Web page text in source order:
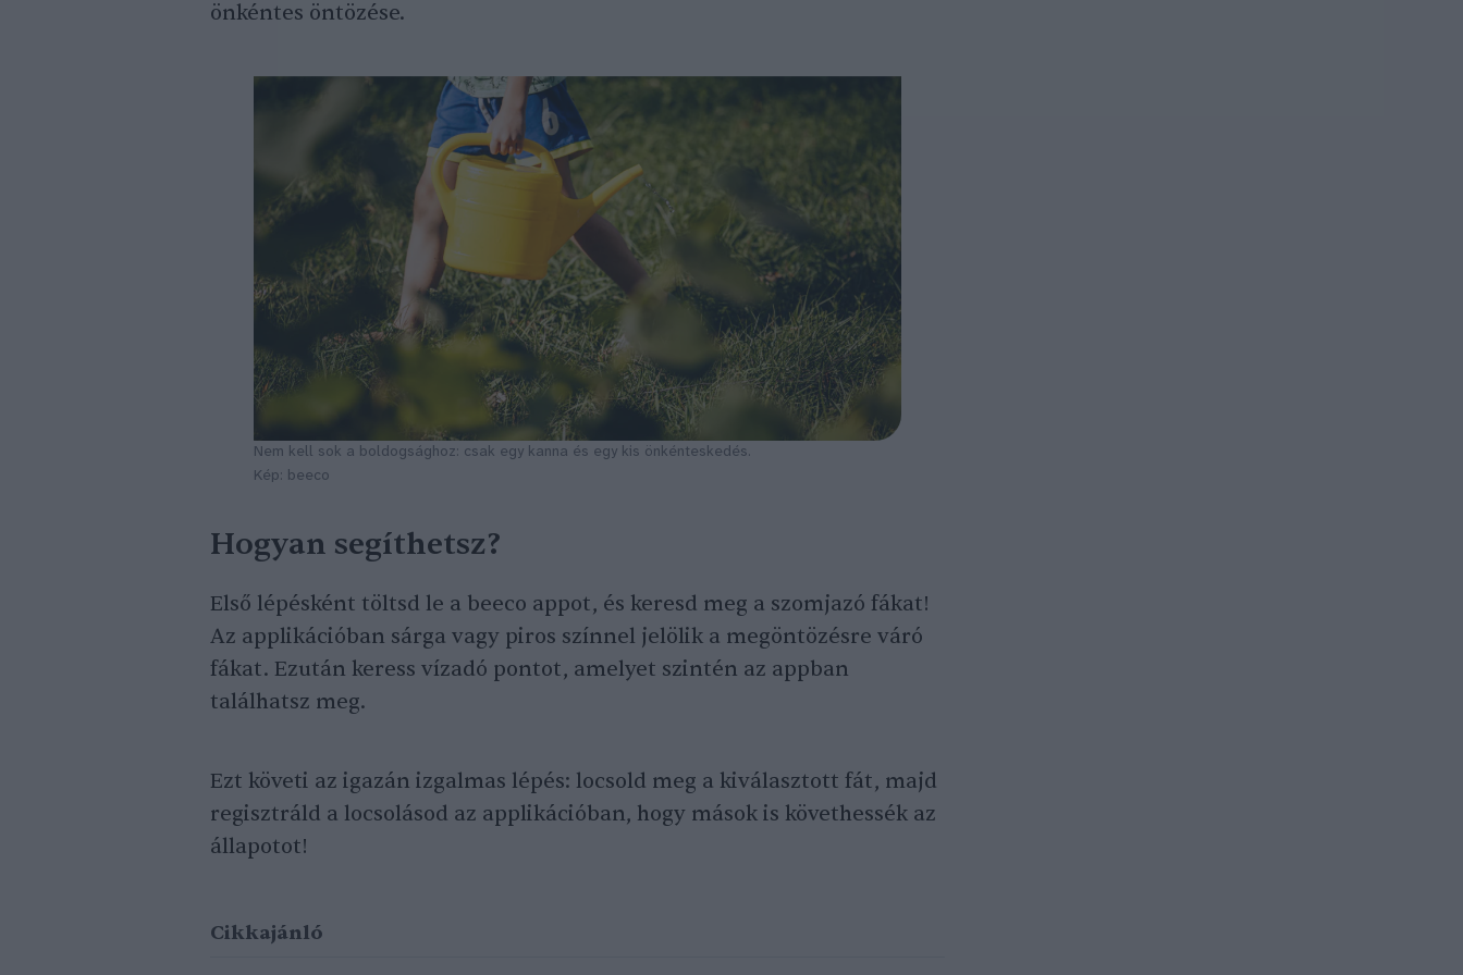
önkéntes öntözése.
Nem kell sok a boldogsághoz: csak egy kanna és egy kis önkénteskedés.
Kép: beeco
Hogyan segíthetsz?
Első lépésként töltsd le a beeco appot, és keresd meg a szomjazó fákat!
Az applikációban sárga vagy piros színnel jelölik a megöntözésre váró
fákat. Ezután keress vízadó pontot, amelyet szintén az appban
találhatsz meg.
Ezt követi az igazán izgalmas lépés: locsold meg a kiválasztott fát, majd
regisztráld a locsolásod az applikációban, hogy mások is követhessék az
állapotot!
Cikkajánló